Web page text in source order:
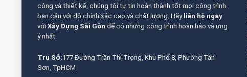
công và thiết kế, chúng tôi tự tin hoàn thành tốt mọi công trình
bạn cần với độ chính xác cao và chất lượng. Hãy liên hệ ngay
với Xây Dựng Sài Gòn để có những công trình hoàn hảo và ưng
ý nhất.
Trụ Sở:177 Đường Trần Thị Trọng, Khu Phố 8, Phường Tân
Sơn, TpHCM